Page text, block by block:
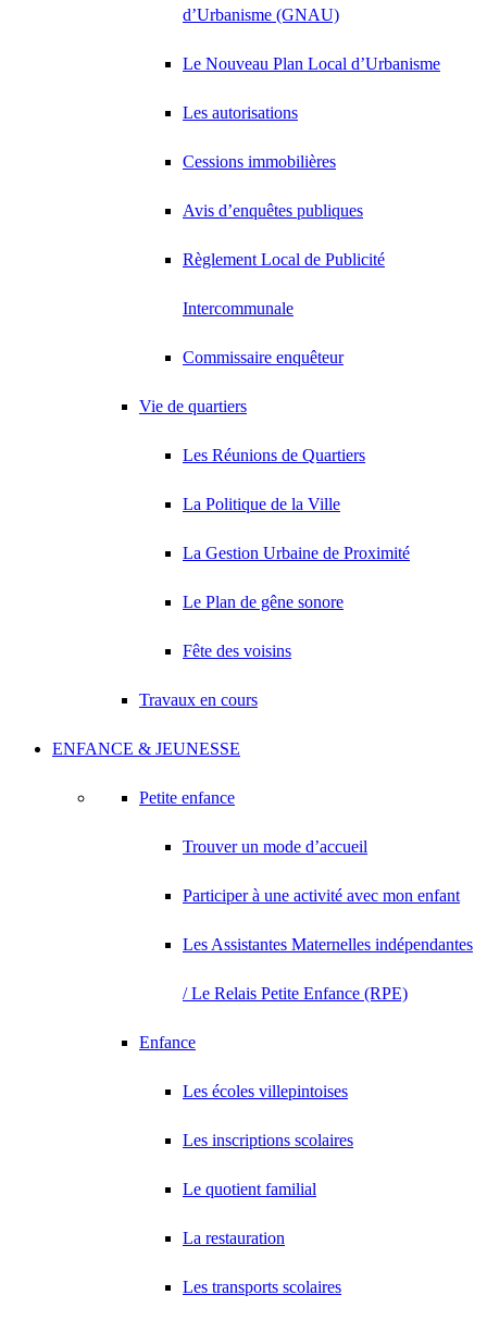
d’Urbanisme (GNAU)
Le Nouveau Plan Local d’Urbanisme
Les autorisations
Cessions immobilières
Avis d’enquêtes publiques
Règlement Local de Publicité
Intercommunale
Commissaire enquêteur
Vie de quartiers
Les Réunions de Quartiers
La Politique de la Ville
La Gestion Urbaine de Proximité
Le Plan de gêne sonore
Fête des voisins
Travaux en cours
ENFANCE & JEUNESSE
Petite enfance
Trouver un mode d’accueil
Participer à une activité avec mon enfant
Les Assistantes Maternelles indépendantes
/ Le Relais Petite Enfance (RPE)
Enfance
Les écoles villepintoises
Les inscriptions scolaires
Le quotient familial
La restauration
Les transports scolaires